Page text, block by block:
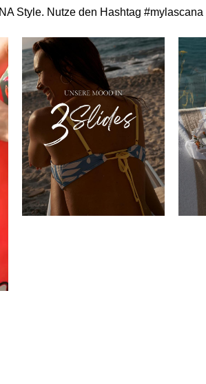
Style. Nutze den Hashtag